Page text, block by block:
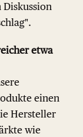
Diskussion
etwa
einen
Hersteller
wie